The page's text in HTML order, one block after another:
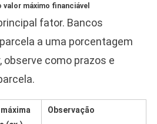
valor máximo financiável
fator. Bancos
a uma porcentagem
observe como prazos e
Observação